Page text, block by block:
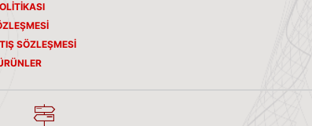
SÖZLEŞMESI